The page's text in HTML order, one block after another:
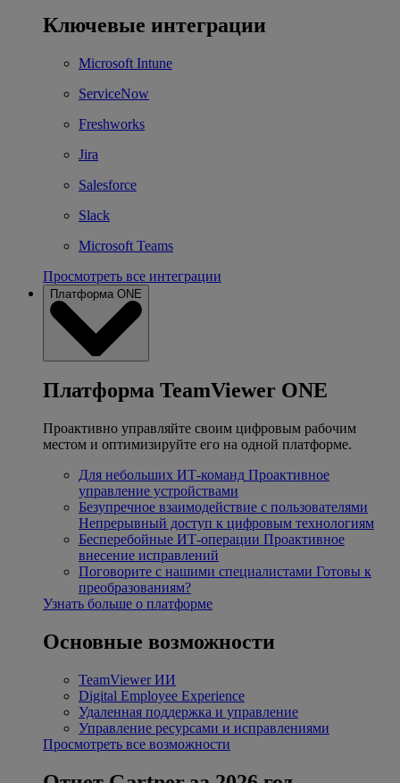
Ключевые интеграции
Microsoft Intune
ServiceNow
Freshworks
Jira
Salesforce
Slack
Microsoft Teams
Просмотреть все интеграции
Платформа ONE
Платформа TeamViewer ONE
Проактивно управляйте своим цифровым рабочим
местом и оптимизируйте его на одной платформе.
Для небольших ИТ-команд Проактивное
управление устройствами
Безупречное взаимодействие с пользователями
Непрерывный доступ к цифровым технологиям
Бесперебойные ИТ-операции Проактивное
внесение исправлений
Поговорите с нашими специалистами Готовы к
преобразованиям?
Узнать больше о платформе
Основные возможности
TeamViewer ИИ
Digital Employee Experience
Удаленная поддержка и управление
Управление ресурсами и исправлениями
Просмотреть все возможности